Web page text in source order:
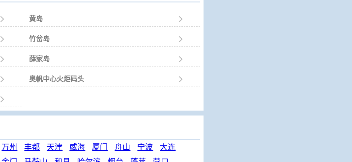
 黄岛 
 竹岔岛 
 薛家岛 
 奥帆中心火炬码头 

万州 丰都 天津 威海 厦门 舟山 宁波
大连